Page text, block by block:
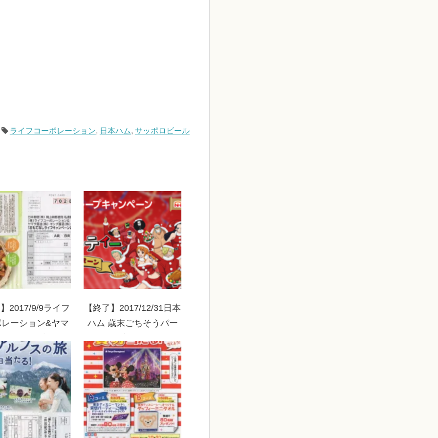
ライフコーポレーション, 日本ハム, サッポロビール
2017/9/9ライフ
ーション&ヤマ
ライフキャンペ
ーン
【終了】2017/12/31日本
ハム 歳末ごちそうパー
ンペーン